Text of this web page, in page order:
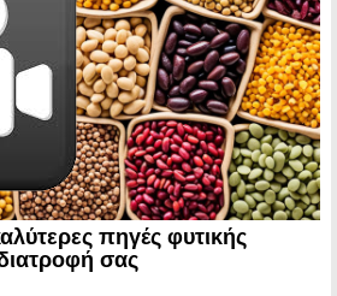
πηγές φυτικής
σας